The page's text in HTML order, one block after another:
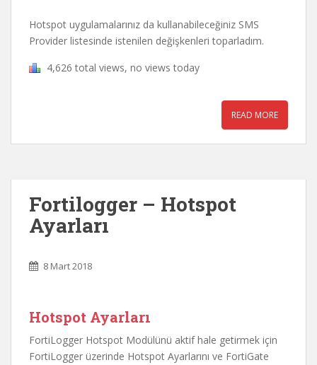
Hotspot uygulamalarınız da kullanabileceğiniz SMS
Provider listesinde istenilen değişkenleri toparladım.
4,626 total views, no views today
READ MORE
Fortilogger – Hotspot
Ayarları
8 Mart 2018
Hotspot Ayarları
FortiLogger Hotspot Modülünü aktif hale getirmek için
FortiLogger üzerinde Hotspot Ayarlarını ve FortiGate